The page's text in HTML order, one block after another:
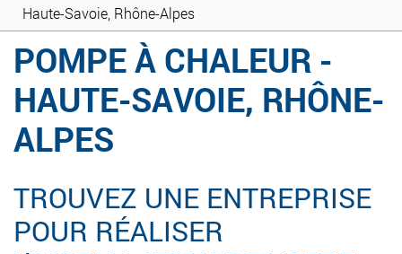
Haute-Savoie, Rhône-Alpes
POMPE À CHALEUR -
HAUTE-SAVOIE, RHÔNE-
ALPES
TROUVEZ UNE ENTREPRISE
POUR RÉALISER